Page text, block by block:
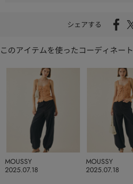
シェアする
このアイテムを使ったコーディネート
2025.07.18
MOUSSY
2025.07.18
MOUSSY